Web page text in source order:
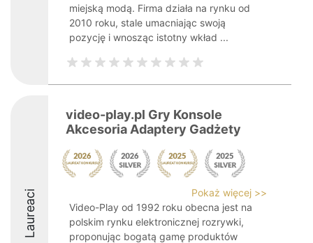
miejską modą. Firma działa na rynku od
2010 roku, stale umacniając swoją
pozycję i wnosząc istotny wkład ...
Laureaci
video-play.pl Gry Konsole
Akcesoria Adaptery Gadżety
Pokaż więcej >>
Video-Play od 1992 roku obecna jest na
polskim rynku elektronicznej rozrywki,
proponując bogatą gamę produktów